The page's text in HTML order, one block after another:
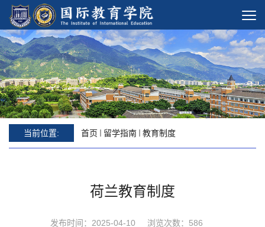
当前位置: 首页 留学指南 教育制度
荷兰教育制度
发布时间：2025-04-10 浏览次数： 586